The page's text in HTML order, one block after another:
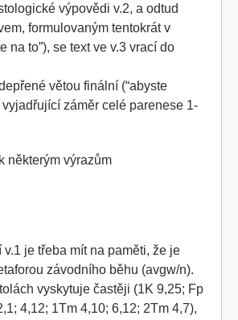
výpovědi v.2, a odtud
formulovaným tentokrát v
na to”), se text ve v.3 vrací do
větou finální (“abyste
vyjadřující záměr celé parenese 1-
některým výrazům
v.1 je třeba mít na paměti, že je
závodního běhu (avgw/n).
vyskytuje častěji (1K 9,25; Fp
4,12; 1Tm 4,10; 6,12; 2Tm 4,7),